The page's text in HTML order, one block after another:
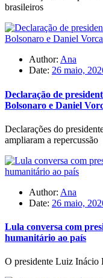
brasileiros
Author: Ana
Date: 26 maio,
Declaração de
Bolsonaro e Daniel
Declarações do
ampliaram a repercussão
Author: Ana
Date: 26 maio,
Lula conversa com
humanitário ao país
O presidente Luiz Inácio